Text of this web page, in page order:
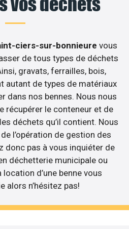
ciers-sur-bonnieure vous
de tous types de déchets
gravats, ferrailles, bois,
autant de types de matériaux
dans nos bennes. Nous nous
récupérer le conteneur et de
déchets qu’il contient. Nous
l’opération de gestion des
donc pas à vous inquiéter de
déchetterie municipale ou
d’une benne vous
alors n’hésitez pas!